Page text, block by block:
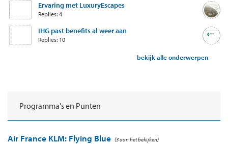
Ervaring met LuxuryEscapes
Replies: 4
IHG past benefits al weer aan
Replies: 10
bekijk alle onderwerpen
Programma's en Punten
Air France KLM: Flying Blue (3 aan het bekijken)